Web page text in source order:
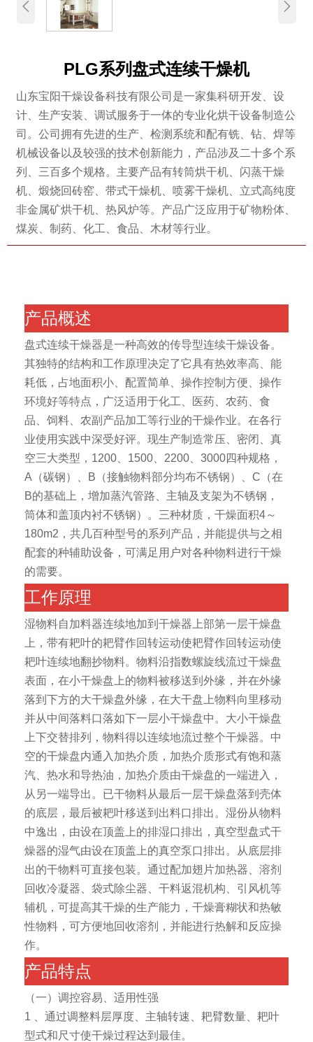
 
PLG系列盘式连续干燥机
山东宝阳干燥设备科技有限公司是一家集科研开发、设
计、生产安装、调试服务于一体的专业化烘干设备制造公
司。公司拥有先进的生产、检测系统和配有铣、钻、焊等
机械设备以及较强的技术创新能力，产品涉及二十多个系
列、三百多个规格。主要产品有转筒烘干机、闪蒸干燥
机、煅烧回砖窑、带式干燥机、喷雾干燥机、立式高纯度
非金属矿烘干机、热风炉等。产品广泛应用于矿物粉体、
煤炭、制药、化工、食品、木材等行业。
产品概述
盘式连续干燥器是一种高效的传导型连续干燥设备。
其独特的结构和工作原理决定了它具有热效率高、能
耗低，占地面积小、配置简单、操作控制方便、操作
环境好等特点，广泛适用于化工、医药、农药、食
品、饲料、农副产品加工等行业的干燥作业。在各行
业使用实践中深受好评。现生产制造常压、密闭、真
空三大类型，1200、1500、2200、3000四种规格，
A（碳钢）、B（接触物料部分均布不锈钢）、C（在
B的基础上，增加蒸汽管路、主轴及支架为不锈钢，
筒体和盖顶内衬不锈钢）。三种材质，干燥面积4～
180m2，共几百种型号的系列产品，并能提供与之相
配套的种辅助设备，可满足用户对各种物料进行干燥
的需要。
工作原理
湿物料自加料器连续地加到干燥器上部第一层干燥盘
上，带有耙叶的耙臂作回转运动使耙臂作回转运动使
耙叶连续地翻抄物料。物料沿指数螺旋线流过干燥盘
表面，在小干燥盘上的物料被移送到外缘，并在外缘
落到下方的大干燥盘外缘，在大干盘上物料向里移动
并从中间落料口落如下一层小干燥盘中。大小干燥盘
上下交替排列，物料得以连续地流过整个干燥器。中
空的干燥盘内通入加热介质，加热介质形式有饱和蒸
汽、热水和导热油，加热介质由干燥盘的一端进入，
从另一端导出。已干物料从最后一层干燥盘落到壳体
的底层，最后被耙叶移送到出料口排出。湿份从物料
中逸出，由设在顶盖上的排湿口排出，真空型盘式干
燥器的湿气由设在顶盖上的真空泵口排出。从底层排
出的干物料可直接包装。通过配加翅片加热器、溶剂
回收冷凝器、袋式除尘器、干料返混机构、引风机等
辅机，可提高其干燥的生产能力，干燥膏糊状和热敏
性物料，可方便地回收溶剂，并能进行热解和反应操
作。
产品特点
（一）调控容易、适用性强
1 、通过调整料层厚度、主轴转速、耙臂数量、耙叶
型式和尺寸使干燥过程达到最佳。